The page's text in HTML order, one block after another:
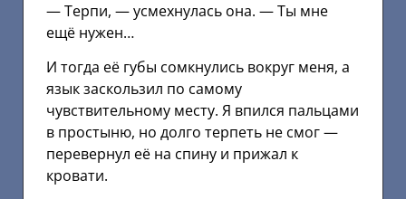
— Терпи, — усмехнулась она. — Ты мне
ещё нужен…
И тогда её губы сомкнулись вокруг меня, а
язык заскользил по самому
чувствительному месту. Я впился пальцами
в простыню, но долго терпеть не смог —
перевернул её на спину и прижал к
кровати.